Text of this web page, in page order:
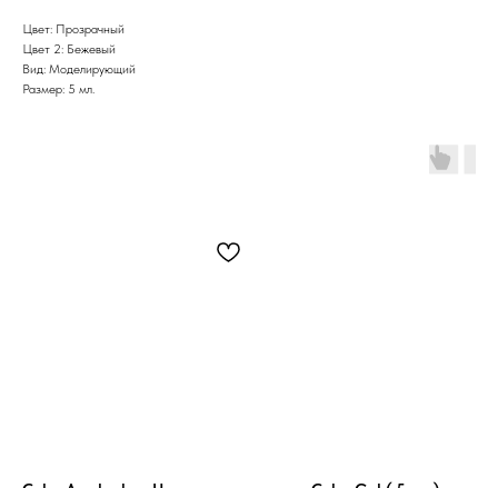
Цвет: Прозрачный
Цвет 2: Бежевый
Вид: Моделирующий
Размер: 5 мл.